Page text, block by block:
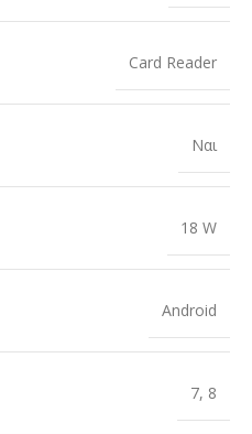
Card Reader
Ναι
18 W
Android
7, 8